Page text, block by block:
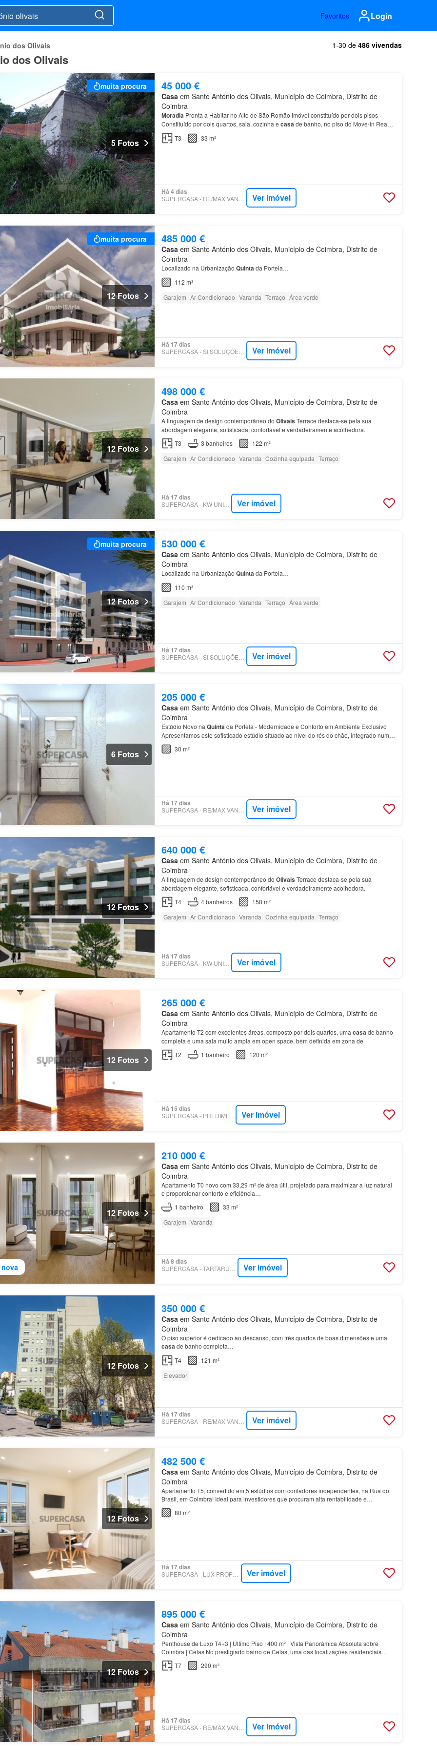
Favoritos Login
dos Olivais 1-30 de 486 vivendas
dos Olivais
muita procura
5 Fotos
45 000 €
Casaem Santo António dos Olivais, Município de Coimbra, Distrito de
Coimbra
Moradia Pronta a Habitar no Alto de São Romão Imóvel constituído por dois pisos
Constituído por dois quartos, sala, cozinha e casade banho, no piso do Move-in Ready
House in Alto de São Romão Two-story
T3 33 m²
Há 4 dias
SUPERCASA - RE/MAX VANTAGEM ACADÉMICA Ver imóvel
muita procura
12 Fotos
485 000 €
Casa em Santo António dos Olivais, Município de Coimbra, Distrito de
Coimbra
Localizado na Urbanização Quintada Portela…
112 m²
Garajem Ar Condicionado Varanda Terraço Área verde
Há 17 dias
SUPERCASA - SI SOLUÇÕES IDEAIS - PORTELA Ver imóvel
12 Fotos
498 000 €
Casa em Santo António dos Olivais, Município de Coimbra, Distrito de
Coimbra
A linguagem de design contemporâneo do Olivais Terrace destaca-se pela sua
abordagem elegante, sofisticada, confortável e verdadeiramente acolhedora.
T3
3 banheiros
122 m²
Garajem Ar Condicionado Varanda Cozinha equipada Terraço
Há 17 dias
SUPERCASA - KW UNION COIMBRA Ver imóvel
muita procura
12 Fotos
530 000 €
Casaem Santo António dos Olivais, Município de Coimbra, Distrito de
Coimbra
Localizado na Urbanização Quintada Portela…
110 m²
Garajem Ar Condicionado Varanda Terraço Área verde
Há 17 dias
Ver imóvel
6 Fotos
205 000 €
Casa em Santo António dos Olivais, Município de Coimbra, Distrito de
Coimbra
Estúdio Novo na Quintada Portela - Modernidade e Conforto em Ambiente Exclusivo
Apresentamos este sofisticado estúdio situado ao nível do rés do chão, integrado num
edifício de arquitetura contemporânea em fase final de cons…
30 m²
Há 17 dias
Ver imóvel
12 Fotos
640 000 €
Casa em Santo António dos Olivais, Município de Coimbra, Distrito de
Coimbra
A linguagem de design contemporâneo do Olivais Terrace destaca-se pela sua
abordagem elegante, sofisticada, confortável e verdadeiramente acolhedora.
T4
4banheiros
158 m²
Garajem Ar Condicionado Varanda Cozinha equipada Terraço
Há 17 dias
SUPERCASA - KW UNION COIMBRA Ver imóvel
12 Fotos
265 000 €
Casaem Santo António dos Olivais, Município de Coimbra, Distrito de
Coimbra
Apartamento T2 com excelentes áreas, composto por dois quartos, uma casade banho
completa e uma sala muito ampla em open space, bem definida em zona de
T2
1 banheiro 120 m²
Há 15 dias
Ver imóvel
12 Fotos
210 000 €
Casa em Santo António dos Olivais, Município de Coimbra, Distrito de
Coimbra
Apartamento T0 novo com 33,29 m² de área útil, projetado para maximizar a luz natural
e proporcionar conforto e eficiência…
1 banheiro
33 m²
Garajem Varanda
Há 8 dias
Ver imóvel
12 Fotos
350 000 €
Casa em Santo António dos Olivais, Município de Coimbra, Distrito de
Coimbra
O piso superior é dedicado ao descanso, com três quartos de boas dimensões e uma
casa de banho completa…
T4
121 m²
Elevador
Há 17 dias
Ver imóvel
12 Fotos
482 500 €
Casa em Santo António dos Olivais, Município de Coimbra, Distrito de
Coimbra
Apartamento T5, convertido em 5 estúdios com contadores independentes, na Rua do
Brasil, em Coimbra! Ideal para investidores que procuram alta rentabilidade e
segurança, este imóvel localiza-se numa zona de elevada procura, p…
80 m²
Há 17 dias
SUPERCASA - LUX PROPERTIES COIMBRA Ver imóvel
12 Fotos
895 000 €
Casa em Santo António dos Olivais, Município de Coimbra, Distrito de
Coimbra
Penthouse de Luxo T4+3 | Último Piso | 400 m² | Vista Panorâmica Absoluta sobre
Coimbra | Celas No prestigiado bairro de Celas, uma das localizações residenciais
mais exclusivas e valorizadas de Coimbra, ergue-se esta extraor…
T7 290 m²
Há 17 dias
Ver imóvel